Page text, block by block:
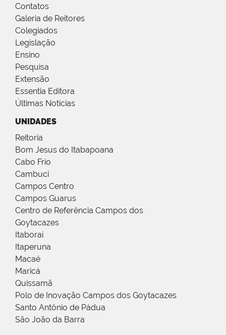
Contatos
Galeria de Reitores
Colegiados
Legislação
Ensino
Pesquisa
Extensão
Essentia Editora
Últimas Notícias
UNIDADES
Reitoria
Bom Jesus do Itabapoana
Cabo Frio
Cambuci
Campos Centro
Campos Guarus
Centro de Referência Campos dos
Goytacazes
Itaboraí
Itaperuna
Macaé
Maricá
Quissamã
Polo de Inovação Campos dos Goytacazes
Santo Antônio de Pádua
São João da Barra